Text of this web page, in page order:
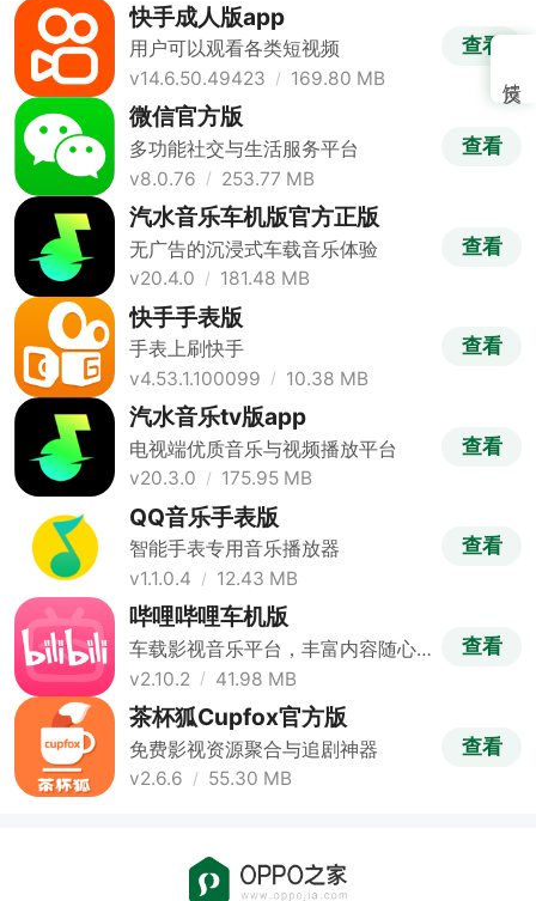
快手成人版app
用户可以观看各类短视频
v14.6.50.49423
169.80 MB
查看
微信官方版
多功能社交与生活服务平台
v8.0.76
253.77 MB
查看
汽水音乐车机版官方正版
无广告的沉浸式车载音乐体验
v20.4.0
181.48 MB
查看
快手手表版
手表上刷快手
v4.53.1.100099
10.38 MB
查看
汽水音乐tv版app
电视端优质音乐与视频播放平台
v20.3.0
175.95 MB
查看
QQ音乐手表版
智能手表专用音乐播放器
v1.1.0.4
12.43 MB
查看
哔哩哔哩车机版
车载影视音乐平台，丰富内容随心
享
v2.10.2 41.98 MB
查看
茶杯狐Cupfox官方版
免费影视资源聚合与追剧神器
v2.6.6
55.30 MB
查看